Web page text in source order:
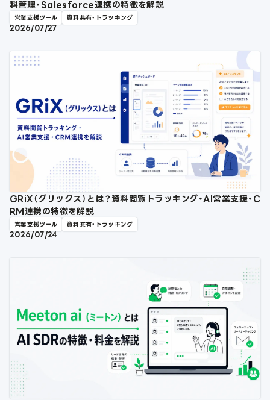
料管理・Salesforce連携の特徴を解説
営業支援ツール 資料共有・トラッキング
2026/07/27
GRiX（グリックス）とは？資料閲覧トラッキング・AI営業支援・C
RM連携の特徴を解説
営業支援ツール 資料共有・トラッキング
2026/07/24